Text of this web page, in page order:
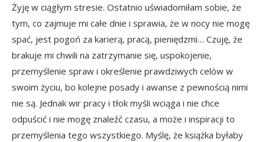
Żyję w ciągłym stresie. Ostatnio uświadomiłam sobie, że
tym, co zajmuje mi całe dnie i sprawia, że w nocy nie mogę
spać, jest pogoń za karierą, pracą, pieniędzmi… Czuję, że
brakuje mi chwili na zatrzymanie się, uspokojenie,
przemyślenie spraw i określenie prawdziwych celów w
swoim życiu, bo kolejne posady i awanse z pewnością nimi
nie są. Jednak wir pracy i tłok myśli wciąga i nie chce
odpuścić i nie mogę znaleźć czasu, a może i inspiracji to
przemyślenia tego wszystkiego. Myślę, że książka byłaby